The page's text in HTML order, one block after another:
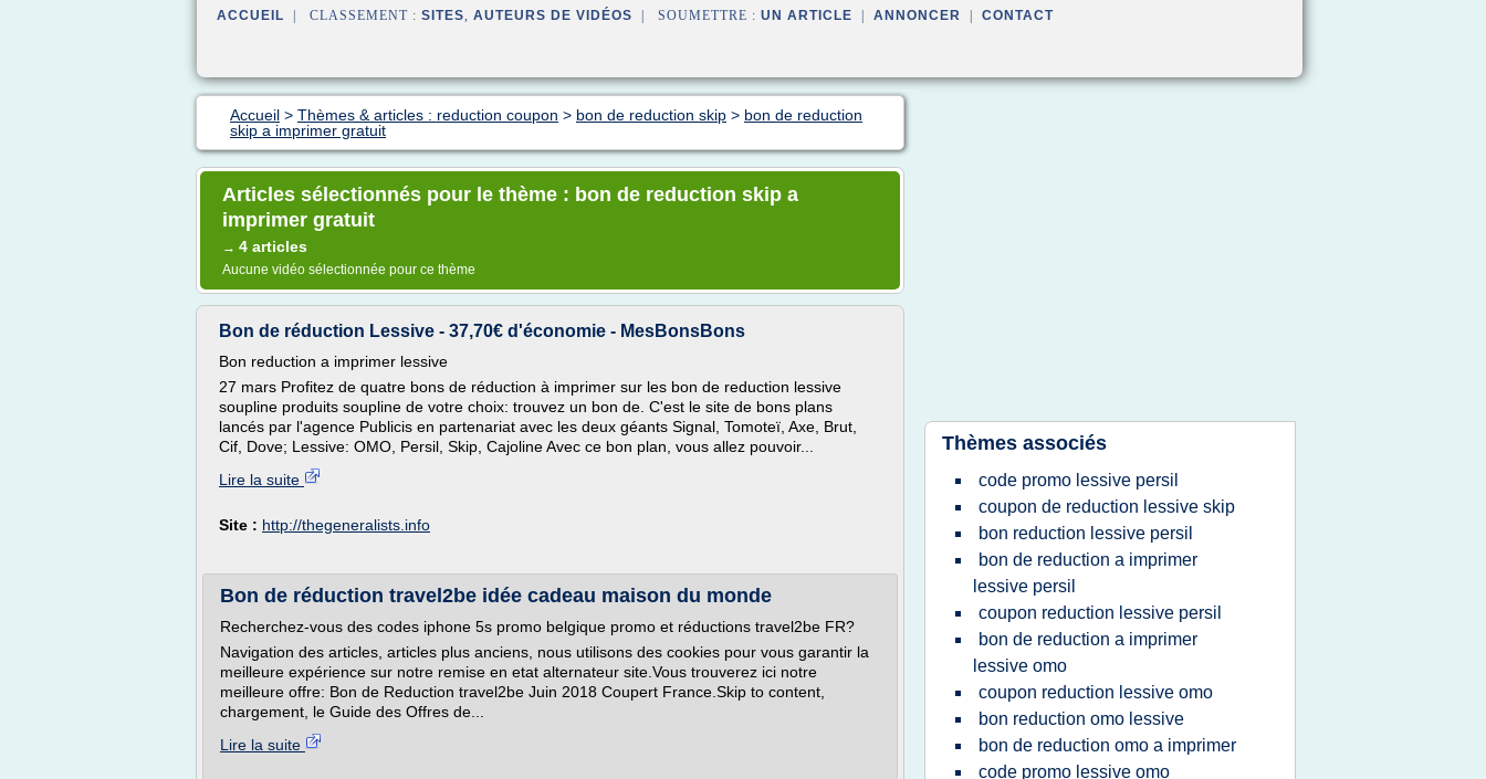
ACCUEIL | CLASSEMENT : SITES, AUTEURS DE VIDÉOS | SOUMETTRE : UN ARTICLE ANNONCER CONTACT
Accueil > Thèmes & articles : reduction coupon > bon de reduction skip > bon de reduction
skip a imprimer gratuit
Articles sélectionnés pour le thème : bon de reduction skip a
imprimer gratuit
→ 4 articles
Aucune vidéo sélectionnée pour ce thème
Bon de réduction Lessive - 37,70€ d'économie - MesBonsBons
Bon reduction a imprimer lessive
27 mars Profitez de quatre bons de réduction à imprimer sur les bon de reduction lessive
soupline produits soupline de votre choix: trouvez un bon de. C'est le site de bons plans
lancés par l'agence Publicis en partenariat avec les deux géants Signal, Tomoteï, Axe, Brut,
Cif, Dove; Lessive: OMO, Persil, Skip, Cajoline Avec ce bon plan, vous allez pouvoir...
Lire la suite
Site : http://thegeneralists.info
Bon de réduction travel2be idée cadeau maison du monde
Recherchez-vous des codes iphone 5s promo belgique promo et réductions travel2be FR?
Navigation des articles, articles plus anciens, nous utilisons des cookies pour vous garantir la
meilleure expérience sur notre remise en etat alternateur site.Vous trouverez ici notre
meilleure offre: Bon de Reduction travel2be Juin 2018 Coupert France.Skip to content,
chargement, le Guide des Offres de...
Lire la suite
Thèmes associés
code promo lessive persil
coupon de reduction lessive skip
bon reduction lessive persil
bon de reduction a imprimer
lessive persil
coupon reduction lessive persil
bon de reduction a imprimer
lessive omo
coupon reduction lessive omo
bon reduction omo lessive
bon de reduction omo a imprimer
code promo lessive omo